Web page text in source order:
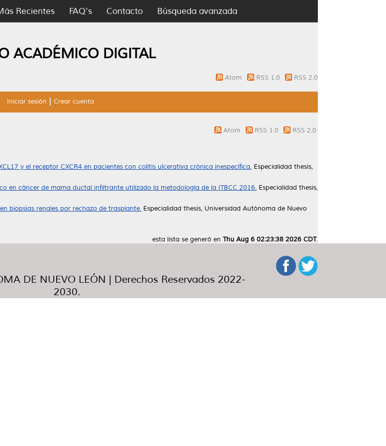
Recientes FAQ's Contacto Búsqueda avanzada
ACADÉMICO DIGITAL
Atom RSS 1.0 RSS 2.0
Iniciar sesión Crear cuenta
Atom RSS 1.0 RSS 2.0
y el receptor CXCR4 en pacientes con colitis ulcerativa crónica inespecífica. Especialidad thesis,
en cáncer de mama ductal infiltrante utilizado la metodología de la ITBCC 2016. Especialidad thesis,
biopsias renales por rechazo de trasplante. Especialidad thesis, Universidad Autónoma de Nuevo
esta lista se generó en Thu Aug 6 02:23:38 2026 CDT.
DE NUEVO LEÓN | Derechos Reservados 2022-
2030.